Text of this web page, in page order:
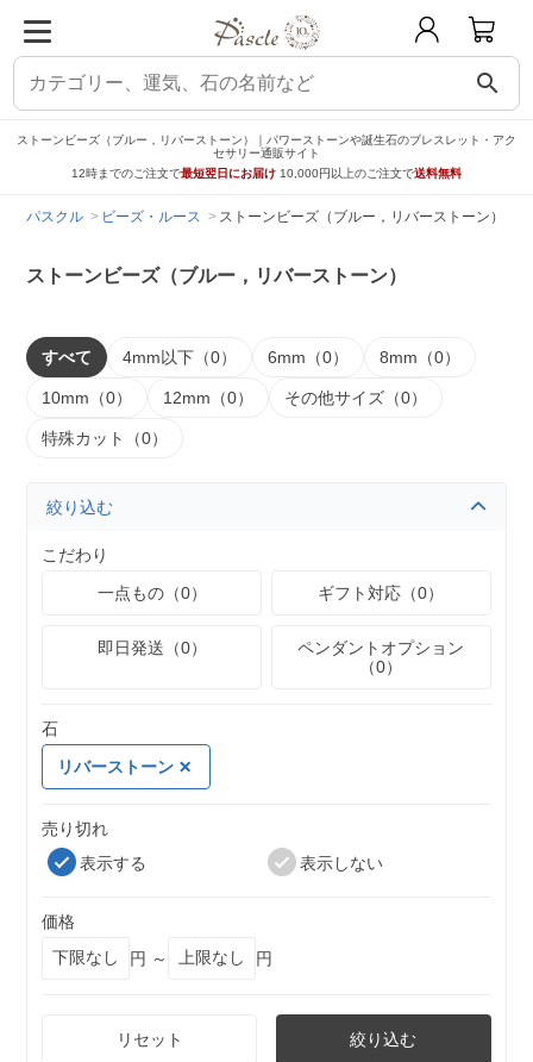
search
ストーンビーズ（ブルー，リバーストーン）｜パワーストーンや誕生石のブレスレット・アク
セサリー通販サイト
12時までのご注文で最短翌日にお届け 10,000円以上のご注文で送料無料
パスクル ビーズ・ルース ストーンビーズ（ブルー，リバーストーン）
ストーンビーズ（ブルー，リバーストーン）
すべて 4mm以下（0） 6mm（0） 8mm（0）
10mm（0） 12mm（0） その他サイズ（0）
特殊カット（0）
絞り込む
こだわり
一点もの（0）
ギフト対応（0）
即日発送（0）
ペンダントオプション
（0）
石
リバーストーン
売り切れ
表示する
表示しない
価格
円 ～
円
リセット 絞り込む